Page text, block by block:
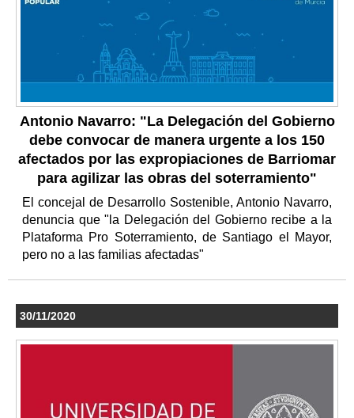
Antonio Navarro: "La Delegación del Gobierno
debe convocar de manera urgente a los 150
afectados por las expropiaciones de Barriomar
para agilizar las obras del soterramiento"
El concejal de Desarrollo Sostenible, Antonio Navarro,
denuncia que "la Delegación del Gobierno recibe a la
Plataforma Pro Soterramiento, de Santiago el Mayor,
pero no a las familias afectadas"
30/11/2020